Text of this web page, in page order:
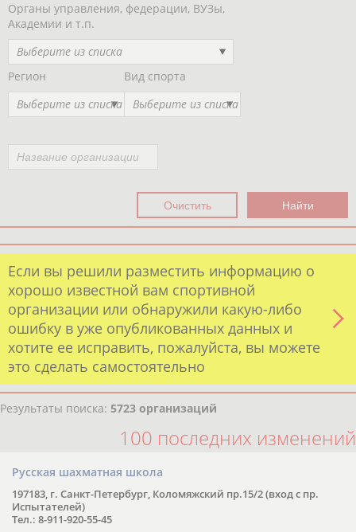
Органы управления, федерации, ВУЗы,
Академии и т.п.
Выберите из списка
Регион
Выберите из списка
Вид спорта
Выберите из списка
Если вы решили разместить информацию о
хорошо известной вам спортивной
организации или обнаружили какую-либо
ошибку в уже опубликованных данных и
хотите ее исправить, пожалуйста, вы можете
это сделать самостоятельно
Результаты поиска: 5723 организаций
100 последних изменений
Русская шахматная школа
197183, г. Санкт-Петербург, Коломяжский пр.15/2 (вход с пр.
Испытателей)
Тел.: 8-911-920-55-45